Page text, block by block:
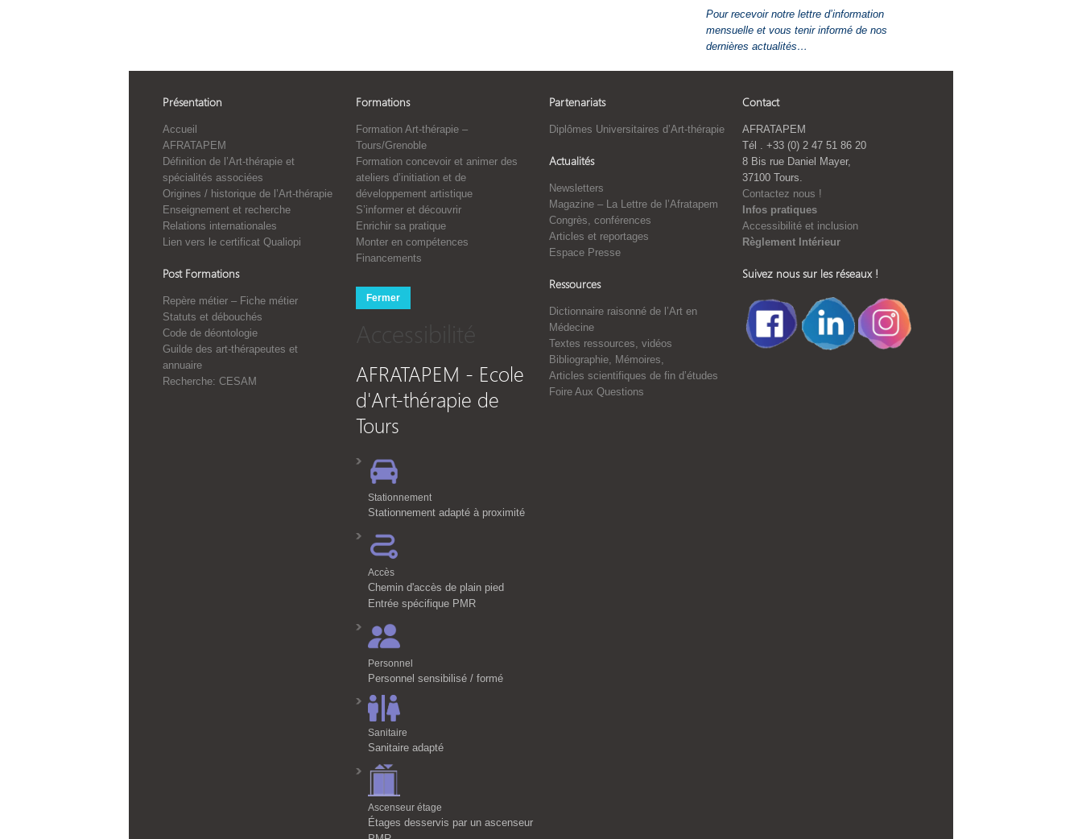
Pour recevoir notre lettre d’information
mensuelle et vous tenir informé de nos
dernières actualités…
Présentation
Accueil
AFRATAPEM
Définition de l’Art-thérapie et
spécialités associées
Origines / historique de l’Art-thérapie
Enseignement et recherche
Relations internationales
Lien vers le certificat Qualiopi
Post Formations
Repère métier – Fiche métier
Statuts et débouchés
Code de déontologie
Guilde des art-thérapeutes et
annuaire
Recherche: CESAM
Formations
Formation Art-thérapie –
Tours/Grenoble
Formation concevoir et animer des
ateliers d’initiation et de
développement artistique
S’informer et découvrir
Enrichir sa pratique
Monter en compétences
Financements
Fermer
Accessibilité
AFRATAPEM - Ecole
d'Art-thérapie de
Tours
Stationnement
Stationnement adapté à proximité
Accès
Chemin d'accès de plain pied
Entrée spécifique PMR
Personnel
Personnel sensibilisé / formé
Sanitaire
Sanitaire adapté
Ascenseur étage
Étages desservis par un ascenseur
Partenariats
Diplômes Universitaires d’Art-thérapie
Actualités
Newsletters
Magazine – La Lettre de l’Afratapem
Congrès, conférences
Articles et reportages
Espace Presse
Ressources
Dictionnaire raisonné de l’Art en
Médecine
Textes ressources, vidéos
Bibliographie, Mémoires,
Articles scientifiques de fin d’études
Foire Aux Questions
Contact
AFRATAPEM
Tél . +33 (0) 2 47 51 86 20
8 Bis rue Daniel Mayer,
37100 Tours.
Contactez nous !
Infos pratiques
Accessibilité et inclusion
Règlement Intérieur
Suivez nous sur les réseaux !